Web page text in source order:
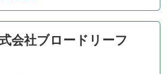
会社ブロードリーフ